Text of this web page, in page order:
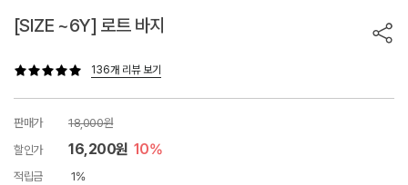
[SIZE ~6Y] 로트 바지
136개 리뷰 보기
판매가
18,000원
할인가
16,200원 10%
적립금 1%